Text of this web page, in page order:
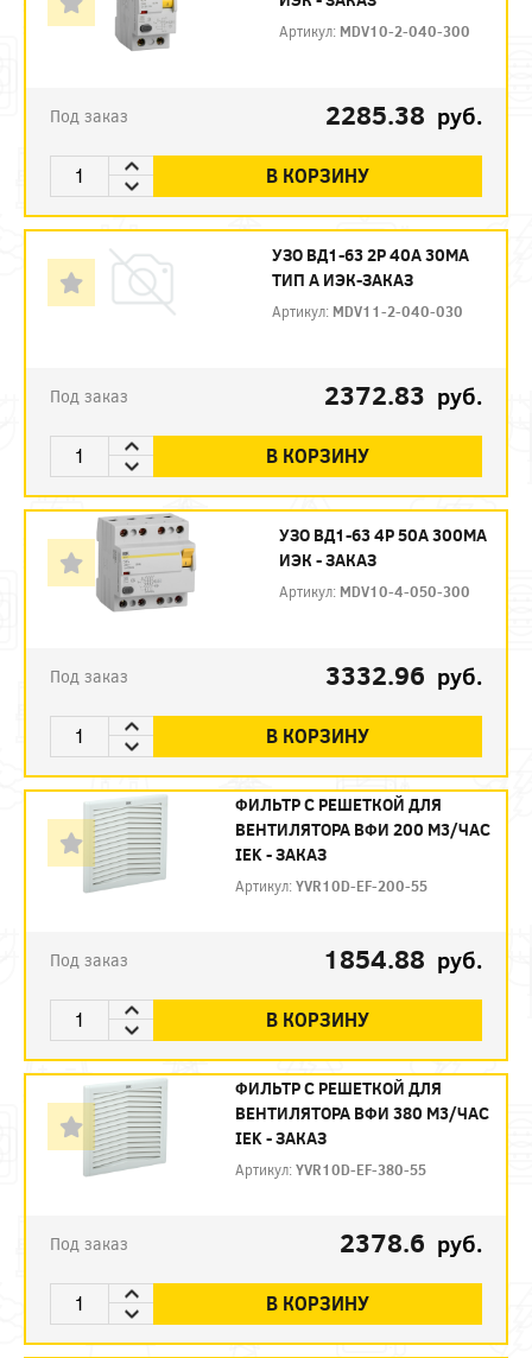
Артикул: MDV10-2-040-300
Под заказ 2285.38 руб.
В КОРЗИНУ
УЗО ВД1-63 2Р 40А 30МА
ТИП А ИЭК-ЗАКАЗ
Артикул: MDV11-2-040-030
Под заказ 2372.83 руб.
В КОРЗИНУ
УЗО ВД1-63 4Р 50А 300МА
ИЭК - ЗАКАЗ
Артикул: MDV10-4-050-300
Под заказ 3332.96 руб.
В КОРЗИНУ
ФИЛЬТР C РЕШЕТКОЙ ДЛЯ
ВЕНТИЛЯТОРА ВФИ 200 М3/ЧАС
IEK - ЗАКАЗ
Артикул:YVR10D-EF-200-55
Под заказ 1854.88 руб.
В КОРЗИНУ
ФИЛЬТР C РЕШЕТКОЙ ДЛЯ
ВЕНТИЛЯТОРА ВФИ 380 М3/ЧАС
IEK - ЗАКАЗ
Артикул:YVR10D-EF-380-55
Под заказ 2378.6 руб.
В КОРЗИНУ